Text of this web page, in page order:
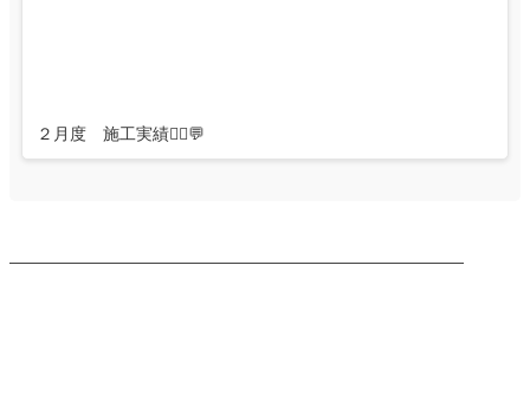
２月度 施工実績👷‍♂️💬
────────────────────────